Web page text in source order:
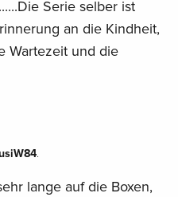
Sold out
Serie selber ist
an die Kindheit,
Wartezeit und die
.
lange auf die Boxen,